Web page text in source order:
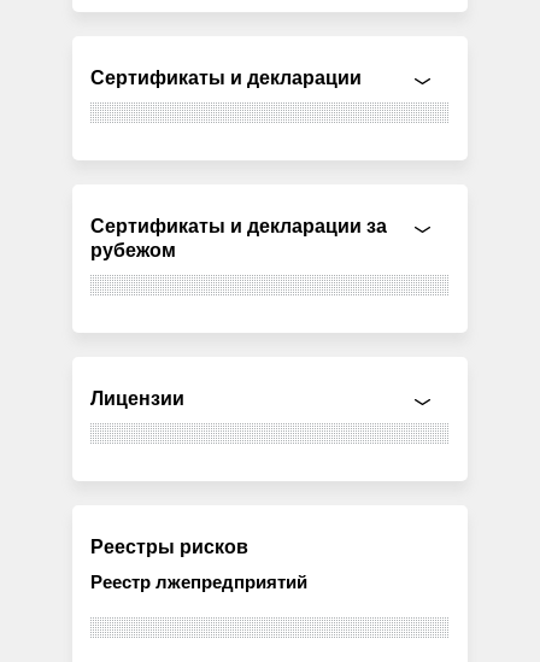
Сертификаты и декларации
Сертификаты и декларации за
рубежом
Лицензии
Реестры рисков
Реестр лжепредприятий